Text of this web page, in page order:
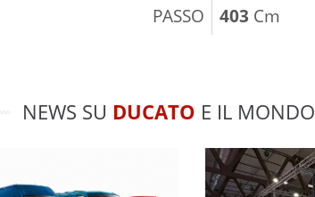
PASSO
403 Cm
NEWS SU DUCATO E IL MONDO